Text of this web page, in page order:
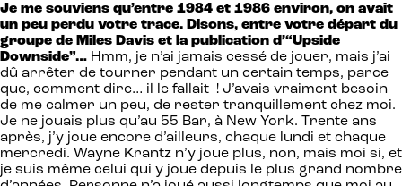
Je me souviens qu’entre 1984 et 1986 environ, on avait
un peu perdu votre trace. Disons, entre votre départ du
groupe de Miles Davis et la publication d’“Upside
Downside”… Hmm, je n’ai jamais cessé de jouer, mais j’ai
dû arrêter de tourner pendant un certain temps, parce
que, comment dire… il le fallait ! J’avais vraiment besoin
de me calmer un peu, de rester tranquillement chez moi.
Je ne jouais plus qu’au 55 Bar, à New York. Trente ans
après, j’y joue encore d’ailleurs, chaque lundi et chaque
mercredi. Wayne Krantz n’y joue plus, non, mais moi si, et
je suis même celui qui y joue depuis le plus grand nombre